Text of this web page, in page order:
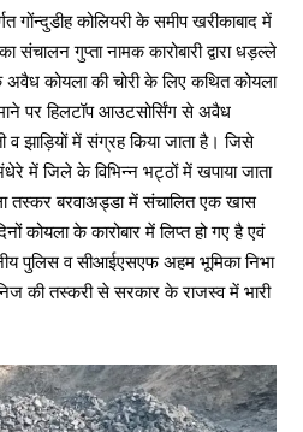
गोंन्दुडीह कोलियरी के समीप खरीकाबाद में
संचालन गुप्ता नामक कारोबारी द्वारा धड़ल्ले
कोयला की चोरी के लिए कथित कोयला
पर हिलटॉप आउटसोर्सिंग से अवैध
झाड़ियों में संग्रह किया जाता है। जिसे
में जिले के विभिन्न भट्ठों में खपाया जाता
तस्कर बरवाअड्डा में संचालित एक खास
कोयला के कारोबार में लिप्त हो गए है एवं
पुलिस व सीआईएसएफ अहम भूमिका निभा
की तस्करी से सरकार के राजस्व में भारी